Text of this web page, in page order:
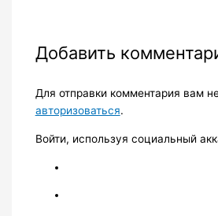
Добавить
Для отправки комментария вам
авторизоваться.
Войти, используя социальный